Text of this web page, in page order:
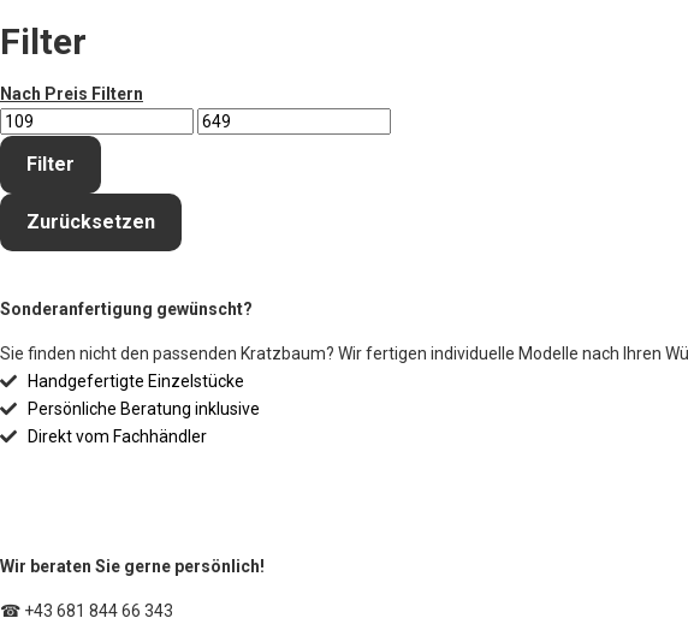
Filter
Nach Preis Filtern
Filter
Zurücksetzen
Sonderanfertigung gewünscht?
Sie finden nicht den passenden Kratzbaum? Wir fertigen individuelle Modelle nach Ihren
Handgefertigte Einzelstücke
Persönliche Beratung inklusive
Direkt vom Fachhändler
Wir beraten Sie gerne persönlich!
☎ +43 681 844 66 343